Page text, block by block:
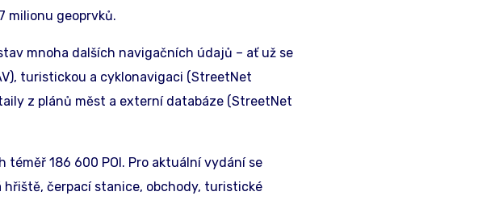
milionu geoprvků.
mnoha dalších navigačních údajů – ať už se
turistickou a cyklonavigaci (StreetNet
z plánů měst a externí databáze (StreetNet
téměř 186 600 POI. Pro aktuální vydání se
čerpací stanice, obchody, turistické